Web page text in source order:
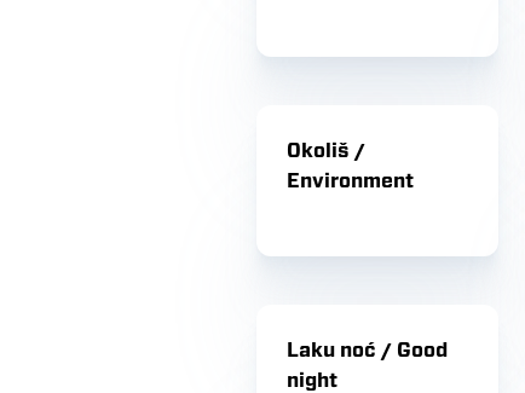
Okoliš /
Environment
Laku noć / Good
night